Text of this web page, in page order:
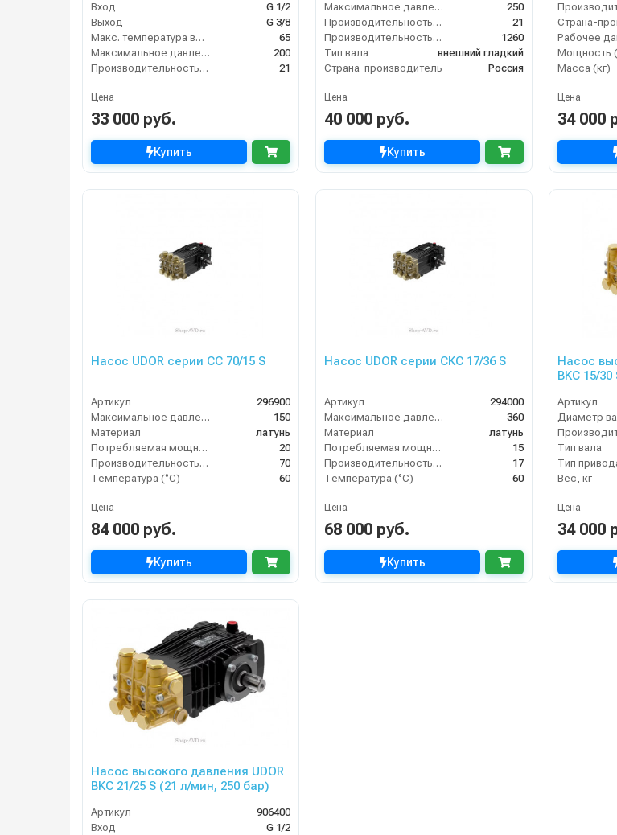
Вход
G 1/2
Выход
G 3/8
Макс. температура воды (°C)
65
Максимальное давление (бар)
200
Производительность (л/мин)
21
Цена
33 000 руб.
Купить
Максимальное давление (бар)
250
Производительность (л/мин)
21
Производительность (л/ч)
1260
Тип вала
внешний гладкий
Страна-производитель
Россия
Цена
40 000 руб.
Купить
Страна-
Мощность
Масса (кг)
Цена
34 000
Насос UDOR серии CC 70/15 S
Артикул
296900
Максимальное давление (бар)
150
Материал
латунь
Потребляемая мощность (кВт)
20
Производительность (л/мин)
70
Температура (°C)
60
Цена
84 000 руб.
Купить
Насос UDOR серии CKC 17/36 S
Артикул
294000
Максимальное давление (бар)
360
Материал
латунь
Потребляемая мощность (кВт)
15
Производительность (л/мин)
17
Температура (°C)
60
Цена
68 000 руб.
Купить
Насос
BKC 15/30
Артикул
Диаметр
Тип вала
Тип
Вес, кг
Цена
34 000
Насос высокого давления UDOR
BKC 21/25 S (21 л/мин, 250 бар)
Артикул
906400
Вход
G 1/2